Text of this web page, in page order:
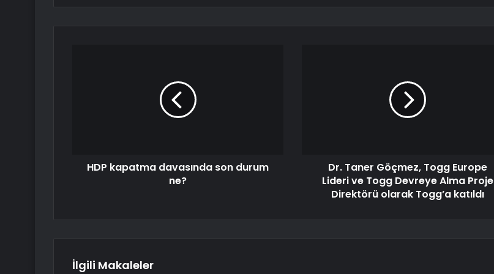
HDP kapatma davasında son durum
ne?
Dr. Taner Göçmez, Togg Europe
Lideri ve Togg Devreye Alma Proje
Direktörü olarak Togg’a katıldı
İlgili Makaleler